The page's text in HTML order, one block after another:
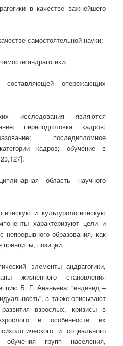
в качестве важнейшего
самостоятельной науки;
андрагогики;
опережающих
исследования являются
переподготовка кадров;
последипломное
кадров; обучение в
область научного
и культурологическую
характеризуют цели и
непрерывного образования, как
принципы, позиции.
элементы андрагогики,
жизненного становления
Б. Г. Ананьева: “индивид –
а также описывают
взрослых, кризисы в
и особенности их
и социального
обучения групп населения,